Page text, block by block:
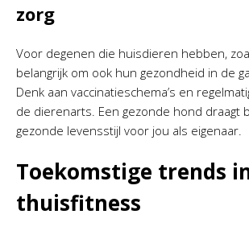
zorg
Voor degenen die huisdieren hebben,
belangrijk om ook hun gezondheid in de
Denk aan vaccinatieschema’s en
de dierenarts. Een gezonde hond draagt
gezonde levensstijl voor jou als eigenaar.
Toekomstige trends
thuisfitness